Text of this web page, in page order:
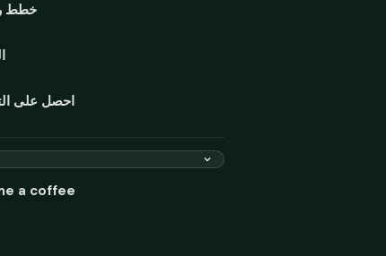
خطط
احصل على
a coffee